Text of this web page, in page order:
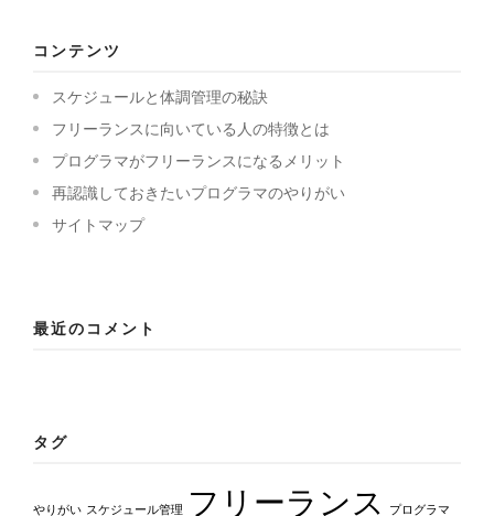
コンテンツ
スケジュールと体調管理の秘訣
フリーランスに向いている人の特徴とは
プログラマがフリーランスになるメリット
再認識しておきたいプログラマのやりがい
サイトマップ
最近のコメント
タグ
やりがい スケジュール管理 フリーランス プログラマ